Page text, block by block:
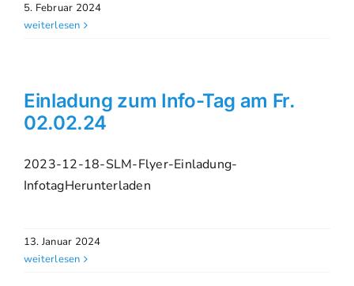
5. Februar 2024
weiterlesen
Einladung zum Info-Tag am Fr.
02.02.24
2023-12-18-SLM-Flyer-Einladung-
InfotagHerunterladen
13. Januar 2024
weiterlesen